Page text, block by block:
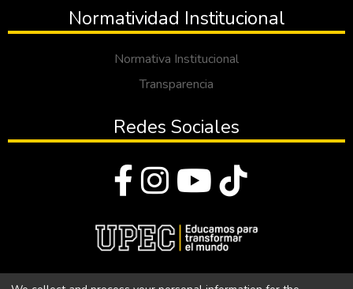
Normatividad Institucional
Normativa Institucional
Transparencia
Redes Sociales